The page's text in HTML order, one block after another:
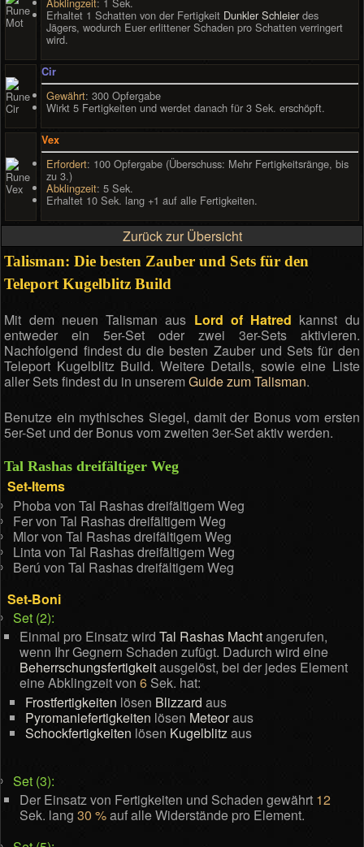
Erhaltet 1 Schatten von der Fertigkeit Dunkler Schleier des
Jägers, wodurch Euer erlittener Schaden pro Schatten verringert
wird.
Cir
Gewährt: 300 Opfergabe
Wirkt 5 Fertigkeiten und werdet danach für 3 Sek. erschöpft.
Vex
Erfordert: 100 Opfergabe (Überschuss: Mehr Fertigkeitsränge, bis
zu 3.)
Abklingzeit: 5 Sek.
Erhaltet 10 Sek. lang +1 auf alle Fertigkeiten.
Zurück zur Übersicht
Talisman: Die besten Zauber und Sets für den
Teleport Kugelblitz Build
Mit dem neuen Talisman aus Lord of Hatred kannst du
entweder ein 5er-Set oder zwei 3er-Sets aktivieren.
Nachfolgend findest du die besten Zauber und Sets für den
Teleport Kugelblitz Build. Weitere Details, sowie eine Liste
aller Sets findest du in unseremGuide zum Talisman.
Benutze ein mythisches Siegel, damit der Bonus vom ersten
5er-Set und der Bonus vom zweiten 3er-Set aktiv werden.
Tal Rashas dreifältiger Weg
Set-Items
Phoba von Tal Rashas dreifältigem Weg
Fer von Tal Rashas dreifältigem Weg
Mlor von Tal Rashas dreifältigem Weg
Linta von Tal Rashas dreifältigem Weg
Berú von Tal Rashas dreifältigem Weg
Set-Boni
Set (2):
Einmal pro Einsatz wird Tal Rashas Machtangerufen,
wenn Ihr Gegnern Schaden zufügt. Dadurch wird eine
Beherrschungsfertigkeitausgelöst, bei der jedes Element
eine Abklingzeit von 6Sek. hat:
Frostfertigkeiten lösen Blizzard aus
Pyromaniefertigkeiten lösen Meteoraus
Schockfertigkeiten lösen Kugelblitz aus
Set (3):
Der Einsatz von Fertigkeiten und Schaden gewährt 12
Sek. lang 30 %auf alle Widerstände pro Element.